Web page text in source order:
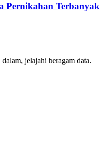
Pernikahan Terbanyak
jelajahi beragam data.